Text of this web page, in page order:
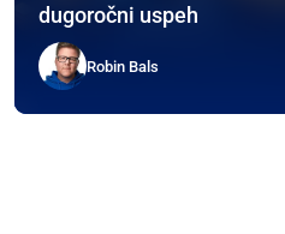
dugoročni uspeh
Robin Bals